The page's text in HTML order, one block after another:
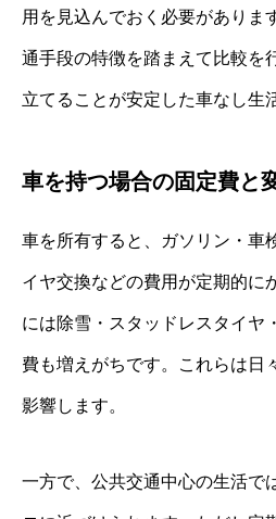
用を見込んでおく必要がありま
通手段の特徴を踏まえて比較を
立てることが安定した車なし生
車を持つ場合の固定費と
車を所有すると、ガソリン・車
イヤ交換などの費用が定期的に
には除雪・スタッドレスタイヤ
費も増えがちです。これらは日
影響します。
一方で、公共交通中心の生活で